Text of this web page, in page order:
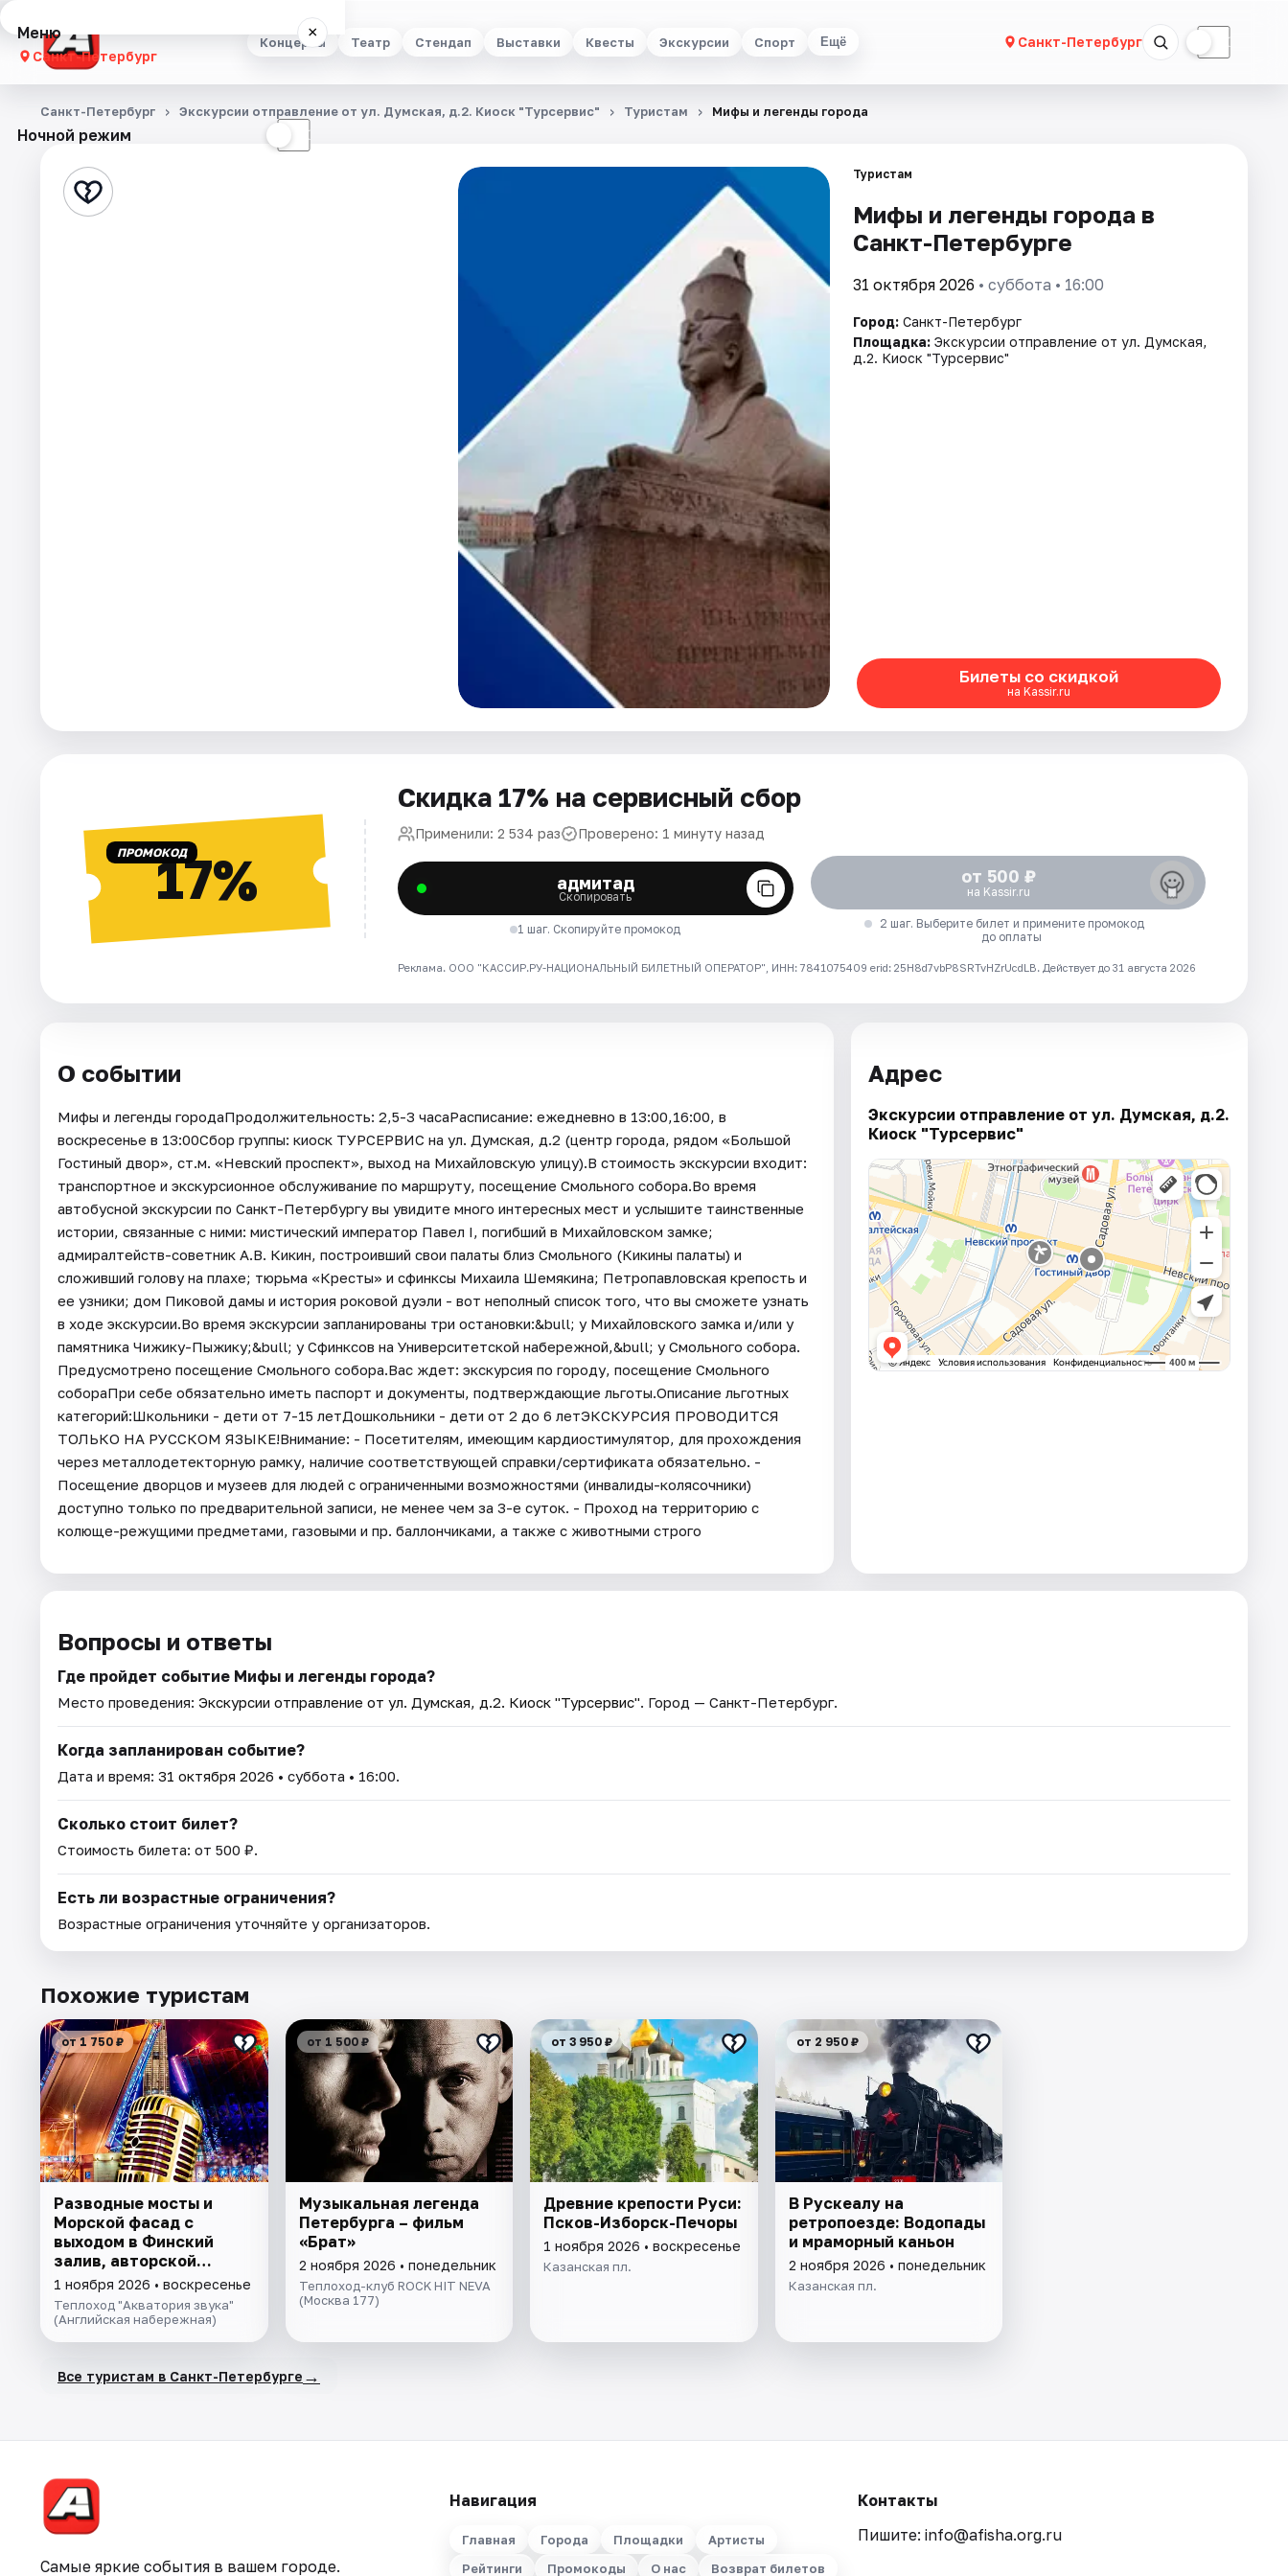
Концерты Театр Стендап Выставки Квесты Экскурсии Спорт Ещё Санкт-Петербург ☾
Меню ×
Санкт-Петербург
Концерты
Стендап
Ночной режим ☾
Санкт-Петербург Экскурсии отправление от ул. Думская, д.2. Киоск "Турсервис" Туристам Мифы и легенды города
Туристам
Мифы и легенды города в
Санкт-Петербурге
31 октября 2026 • суббота • 16:00
Город: Санкт-Петербург
Площадка: Экскурсии отправление от ул. Думская,
д.2. Киоск "Турсервис"
Билеты со скидкой
на Kassir.ru
ПРОМОКОД17%
Скидка 17% на сервисный сбор
Применили: 2 534 раз Проверено: 1 минуту назад
адмитад
Скопировать
1 шаг. Скопируйте промокод
от 500 ₽
на Kassir.ru
2 шаг. Выберите билет и примените промокод
до оплаты
Реклама. ООО "КАССИР.РУ-НАЦИОНАЛЬНЫЙ БИЛЕТНЫЙ ОПЕРАТОР", ИНН: 7841075409 erid: 25H8d7vbP8SRTvHZrUcdLB. Действует до 31 августа 2026
О событии
Мифы и легенды городаПродолжительность: 2,5-3 часаРасписание: ежедневно в 13:00,16:00, в
воскресенье в 13:00Сбор группы: киоск ТУРСЕРВИС на ул. Думская, д.2 (центр города, рядом «Большой
Гостиный двор», ст.м. «Невский проспект», выход на Михайловскую улицу).В стоимость экскурсии входит:
транспортное и экскурсионное обслуживание по маршруту, посещение Смольного собора.Во время
автобусной экскурсии по Санкт-Петербургу вы увидите много интересных мест и услышите таинственные
истории, связанные с ними: мистический император Павел I, погибший в Михайловском замке;
адмиралтейств-советник А.В. Кикин, построивший свои палаты близ Смольного (Кикины палаты) и
сложивший голову на плахе; тюрьма «Кресты» и сфинксы Михаила Шемякина; Петропавловская крепость и
ее узники; дом Пиковой дамы и история роковой дуэли - вот неполный список того, что вы сможете узнать
в ходе экскурсии.Во время экскурсии запланированы три остановки:&bull; у Михайловского замка и/или у
памятника Чижику-Пыжику;&bull; у Сфинксов на Университетской набережной,&bull; у Смольного собора.
Предусмотрено посещение Смольного собора.Вас ждет: экскурсия по городу, посещение Смольного
собораПри себе обязательно иметь паспорт и документы, подтверждающие льготы.Описание льготных
категорий:Школьники - дети от 7-15 летДошкольники - дети от 2 до 6 летЭКСКУРСИЯ ПРОВОДИТСЯ
ТОЛЬКО НА РУССКОМ ЯЗЫКЕ!Внимание: - Посетителям, имеющим кардиостимулятор, для прохождения
через металлодетекторную рамку, наличие соответствующей справки/сертификата обязательно. -
Посещение дворцов и музеев для людей с ограниченными возможностями (инвалиды-колясочники)
доступно только по предварительной записи, не менее чем за 3-е суток. - Проход на территорию с
колюще-режущими предметами, газовыми и пр. баллончиками, а также с животными строго
Адрес
Экскурсии отправление от ул. Думская, д.2.
Киоск "Турсервис"
Вопросы и ответы
Где пройдет событие Мифы и легенды города?
Место проведения: Экскурсии отправление от ул. Думская, д.2. Киоск "Турсервис". Город — Санкт-Петербург.
Когда запланирован событие?
Дата и время: 31 октября 2026 • суббота • 16:00.
Сколько стоит билет?
Стоимость билета: от 500 ₽.
Есть ли возрастные ограничения?
Возрастные ограничения уточняйте у организаторов.
Похожие туристам
от 1 750 ₽
Разводные мосты и
Морской фасад с
выходом в Финский
залив, авторской
экскурсией и живой
музыкой
1 ноября 2026 • воскресенье
Теплоход "Акватория звука"
(Английская набережная)
от 1 500 ₽
Музыкальная легенда
Петербурга – фильм
«Брат»
2 ноября 2026 • понедельник
Теплоход-клуб ROCK HIT NEVA
(Москва 177)
от 3 950 ₽
Древние крепости Руси:
Псков-Изборск-Печоры
1 ноября 2026 • воскресенье
Казанская пл.
от 2 950 ₽
В Рускеалу на
ретропоезде: Водопады
и мраморный каньон
2 ноября 2026 • понедельник
Казанская пл.
Все туристам в Санкт-Петербурге →
Самые яркие события в вашем городе.
Навигация
Главная Города Площадки
Артисты
Рейтинги
Промокоды О нас Возврат билетов
Контакты
Пишите: info@afisha.org.ru